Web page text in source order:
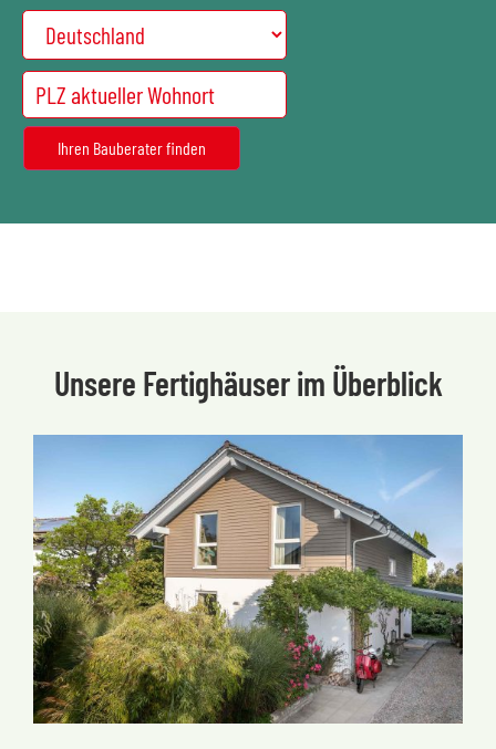
Unsere Fertighäuser im Überblick